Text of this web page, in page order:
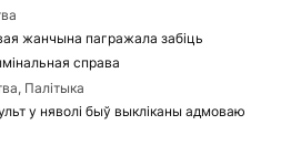
жанчына пагражала забіць
справа
Палітыка
у няволі быў выкліканы адмоваю